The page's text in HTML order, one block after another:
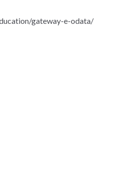
gateway-e-odata/